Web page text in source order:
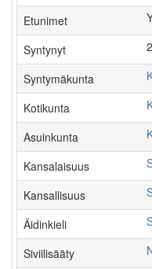
Etunimet
Syntynyt
Syntymäkunta
Kotikunta
Asuinkunta
Kansalaisuus
Kansallisuus
Äidinkieli
Siviilisääty